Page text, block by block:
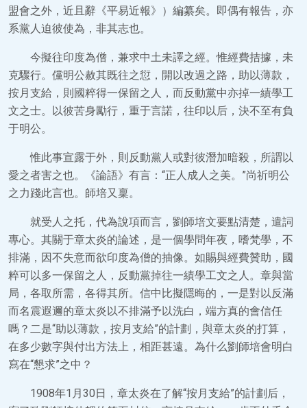
盟會之外，近且辭《平易近報》）編纂矣。即偶有報告，亦
系黨人迫彼使為，非其志也。
今擬往印度為僧，兼求中土未譯之經。惟經費拮據，未
克驟行。儻明公赦其既往之愆，開以改過之路，助以薄款，
按月支給，則國粹得一保留之人，而反動黨中亦掉一績學工
文之士。以彼苦身勵行，重于言諾，往印以后，決不至有負
于明公。
惟此事宣露于外，則反動黨人或對彼潛加暗殺，所謂以
愛之者害之也。《論語》有言：“正人成人之美。”尚祈明公
之力踐此言也。師培又稟。
就受人之托，代為說項而言，劉師培文要點清楚，遣詞
專心。其關于章太炎的論述，是一個學問年夜，嗜梵學，不
排滿，因不失意而欲印度為僧的抽像。如賜與經費贊助，國
粹可以多一保留之人，反動黨掉往一績學工文之人。章與當
局，各取所需，各得其所。信中比擬隱晦的，一是對以反滿
而名震遐邇的章太炎以不排滿予以洗白，端方真的會信任
嗎？二是“助以薄款，按月支給”的計劃，與章太炎的打算，
在多少數字與付出方法上，相距甚遠。為什么劉師培會明白
寫在“懇求”之中？
1908年1月30日，章太炎在了解“按月支給”的計劃后，